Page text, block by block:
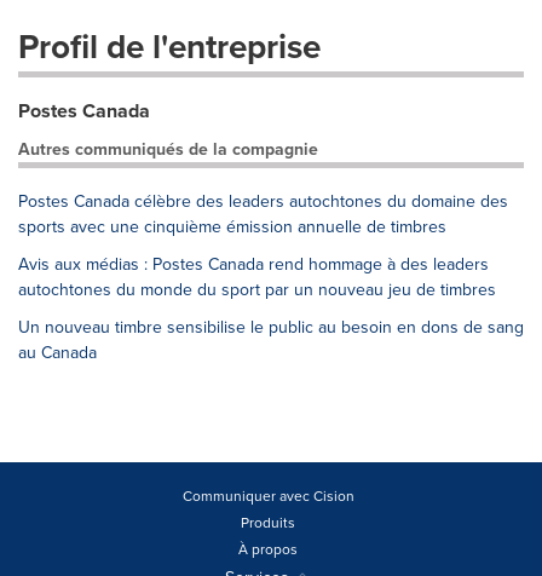
Profil de l'entreprise
Postes Canada
Autres communiqués de la compagnie
Postes Canada célèbre des leaders autochtones du domaine des
sports avec une cinquième émission annuelle de timbres
Avis aux médias : Postes Canada rend hommage à des leaders
autochtones du monde du sport par un nouveau jeu de timbres
Un nouveau timbre sensibilise le public au besoin en dons de sang
au Canada
Communiquer avec Cision
Produits
À propos